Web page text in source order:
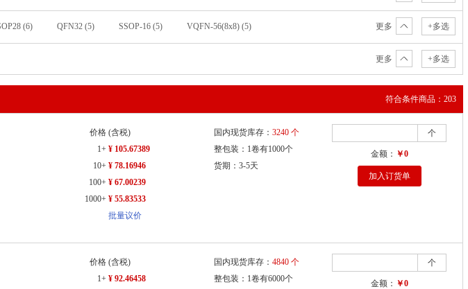
(6) QFN32 (5) SSOP-16 (5)
VQFN-56(8x8) (5)
QFN-16_4x4x065P (3) QFN-32(7x7) (3)
QFN-32_5x5x05P (3)
VFQFN 裸露焊盘 (1) DFN-10(3x3) (1) DFN-10_3x3mm (1)
LQFP32 (1)
VQFN-32(5x5) (1) VQFN-48-EP(7x7) (1)
VQFN-64-EP(9x9) (1)
更多 +多选
更多 +多选
符合条件商品：203
价格 (含税)
1+ ¥ 105.67389
10+ ¥ 78.16946
100+ ¥ 67.00239
1000+ ¥ 55.83533
批量议价
国内现货库存： 3240 个
整包装：1卷有1000个
货期：3-5天
个
金额： ￥0
加入订货单
价格 (含税)
1+ ¥ 92.46458
国内现货库存： 4840 个
整包装：1卷有6000个
个
金额： ￥0